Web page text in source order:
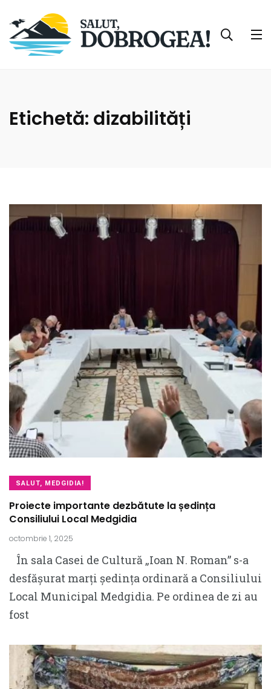
Etichetă: dizabilități
SALUT, MEDGIDIA!
Proiecte importante dezbătute la ședința
Consiliului Local Medgidia
octombrie 1, 2025
În sala Casei de Cultură „Ioan N. Roman” s-a
desfășurat marți ședința ordinară a Consiliului
Local Municipal Medgidia. Pe ordinea de zi au
fost